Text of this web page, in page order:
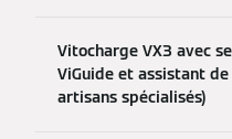
Vitocharge VX3 avec
ViGuide et assistant
artisans spécialisés)